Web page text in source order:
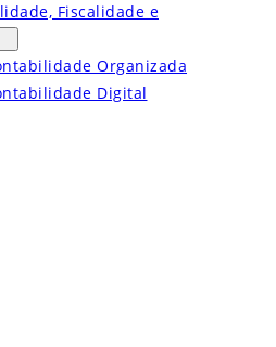
Fiscalidade e
Organizada
Digital